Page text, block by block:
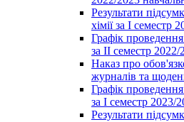
Результати
хімії за І семестр
Графік проведення
за ІІ семестр
Наказ про
журналів та
Графік проведення
за І семестр 2023/
Результати